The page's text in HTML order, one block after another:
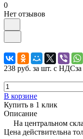
0
Нет отзывов
238 руб. за шт. с НДС
В корзине
Купить в 1 клик
Описание
На центральном
Цена действительна